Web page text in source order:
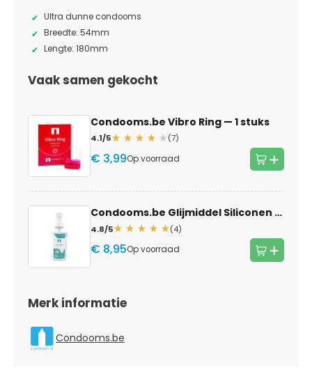
Ultra dunne condooms
Breedte: 54mm
Lengte: 180mm
Vaak samen gekocht
Condooms.be Vibro Ring — 1 stuks
4.1/5 (7)
€ 3,99Op voorraad
Condooms.be Glijmiddel Siliconen
—
4.8/5 (4)
€ 8,95Op voorraad
Merk informatie
Condooms.be